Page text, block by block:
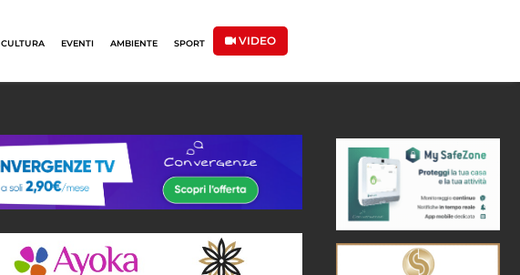
CULTURA EVENTI AMBIENTE SPORT VIDEO